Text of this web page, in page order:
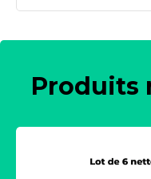
Produits